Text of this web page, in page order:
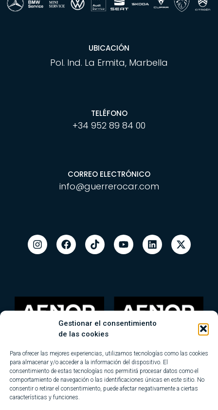
Gestionar el consentimiento
de las cookies
Para ofrecer las mejores experiencias, utilizamos tecnologías como las cookies
para almacenar y/o acceder a la información del dispositivo. El
consentimiento de estas tecnologías nos permitirá procesar datos como el
comportamiento de navegación o las identificaciones únicas en este sitio. No
consentir o retirar el consentimiento, puede afectar negativamente a ciertas
características y funciones.
UBICACIÓN
Pol. Ind. La Ermita, Marbella
TELÉFONO
+34 952 89 84 00
CORREO ELECTRÓNICO
info@guerrerocar.com